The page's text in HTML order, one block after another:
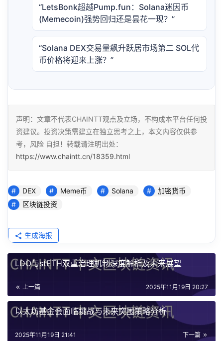
“LetsBonk超越Pump.fun：Solana迷因币
(Memecoin)强势回归还是昙花一现？”
“Solana DEX交易量飙升跃居市场第二 SOL代
币价格将迎来上涨？”
声明：文章不代表CHAINTT观点及立场，不构成本平台任何投
资建议。投资决策需建立在独立思考之上，本文内容仅供参
考，风险 自担！转载请注明出处：
https://www.chaintt.cn/18359.html
DEX Meme币 Solana
加密货币
区块链投资
生成海报
LDO与stETH双重治理机制深度解析及未来展望
上一篇 2025年11月19日 20:27
以太坊基金会面临挑战与未来突围策略分析
下一篇
2025年11月19日 21:41